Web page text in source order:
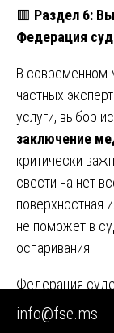
🟥 Раздел 6:
Федерация
В современном
частных
услуги, выбор
заключение
критически
свести на нет
поверхностная
не поможет в
оспаривания.
Федерация
клиентам
нас
info@fse.ms